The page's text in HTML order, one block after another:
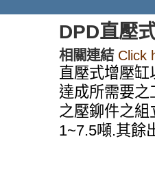
DPD直壓
相關連結 Click
直壓式增壓缸
達成所需要之
之壓鉚件之組
1~7.5噸.其餘